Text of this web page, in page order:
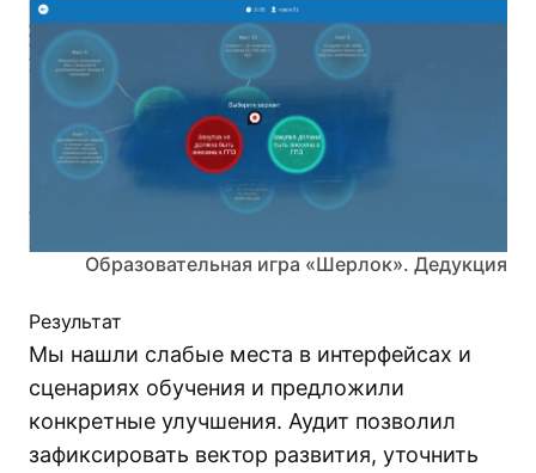
Образовательная игра «Шерлок». Дедукция
Результат
Мы нашли слабые места в интерфейсах и
сценариях обучения и предложили
конкретные улучшения. Аудит позволил
зафиксировать вектор развития, уточнить